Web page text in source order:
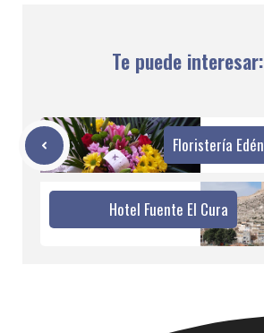
Te puede interesar:
Floristería Edén
Hotel Fuente El Cura